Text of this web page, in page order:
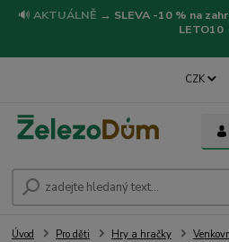
🔊 AKTUÁLNĚ → SLEVA -10 % na
LETO10
CZK
Úvod Pro děti Hry a hračky